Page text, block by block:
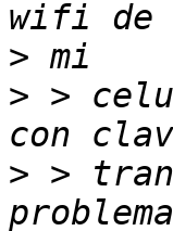
>
> >
> >